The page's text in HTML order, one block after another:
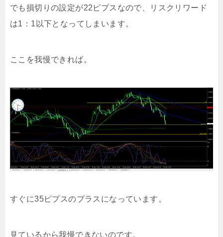
でも損切りの設定が22ピプスなので、リスクリワード
は1：1以下となってしまいます。
ここを我慢できれば。
すぐに35ピプスのプラスになっています。
見ているから我慢できないのです。